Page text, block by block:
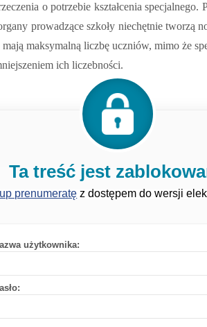
o potrzebie kształcenia
prowadzące szkoły niechętnie tworzą
maksymalną liczbę uczniów, mimo że
ich liczebności.
Ta treść jest
prenumeratę z dostępem do wersji
użytkownika: